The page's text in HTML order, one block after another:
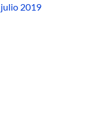
julio 2019